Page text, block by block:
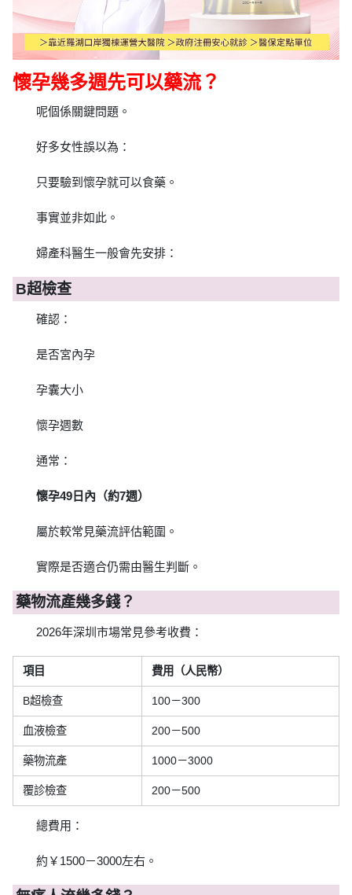
懷孕幾多週先可以藥流？
呢個係關鍵問題。
好多女性誤以為：
只要驗到懷孕就可以食藥。
事實並非如此。
婦產科醫生一般會先安排：
B超檢查
確認：
是否宮內孕
孕囊大小
懷孕週數
通常：
懷孕49日內（約7週）
屬於較常見藥流評估範圍。
實際是否適合仍需由醫生判斷。
藥物流產幾多錢？
2026年深圳市場常見參考收費：
項目 費用（人民幣）
B超檢查 100－300
血液檢查 200－500
藥物流產 1000－3000
覆診檢查 200－500
總費用：
約￥1500－3000左右。